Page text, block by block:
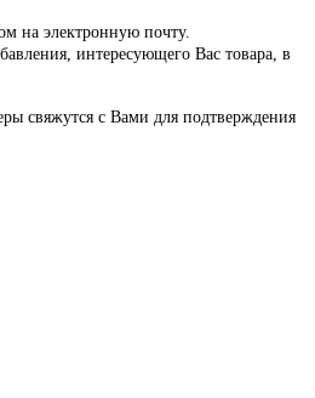
на электронную почту.
интересующего Вас товара, в
свяжутся с Вами для подтверждения